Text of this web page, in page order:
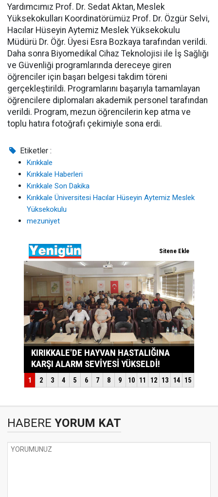
Yardımcımız Prof. Dr. Sedat Aktan, Meslek
Yüksekokulları Koordinatörümüz Prof. Dr. Özgür Selvi,
Hacılar Hüseyin Aytemiz Meslek Yüksekokulu
Müdürü Dr. Öğr. Üyesi Esra Bozkaya tarafından verildi.
Daha sonra Biyomedikal Cihaz Teknolojisi ile İş Sağlığı
ve Güvenliği programlarında dereceye giren
öğrenciler için başarı belgesi takdim töreni
gerçekleştirildi. Programlarını başarıyla tamamlayan
öğrencilere diplomaları akademik personel tarafından
verildi. Program, mezun öğrencilerin kep atma ve
toplu hatıra fotoğrafı çekimiyle sona erdi.
Etiketler :
Kırıkkale
Kırıkkale Haberleri
Kırıkkale Son Dakika
Kırıkkale Üniversitesi Hacılar Hüseyin Aytemiz Meslek
Yüksekokulu
mezuniyet
HABERE YORUM KAT